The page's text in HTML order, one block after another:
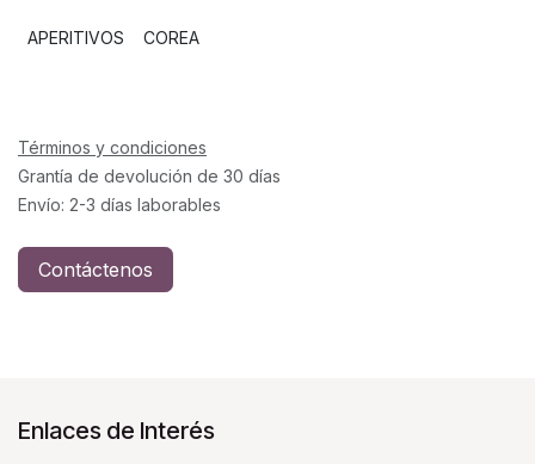
APERITIVOS COREA
Términos y condiciones
Grantía de devolución de 30 días
Envío: 2-3 días laborables
Contáctenos
Enlaces de Interés